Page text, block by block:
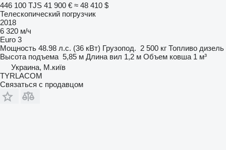
446 100 TJS 41 900 € ≈ 48 410 $
Телескопический погрузчик
2018
6 320 м/ч
Euro 3
Мощность 48.98 л.с. (36 кВт) Грузопод. 2 500 кг Топливо дизель
Высота подъема 5,85 м Длина вил 1,2 м Объем ковша 1 м³
Украина, М.київ
TYRLACOM
Связаться с продавцом